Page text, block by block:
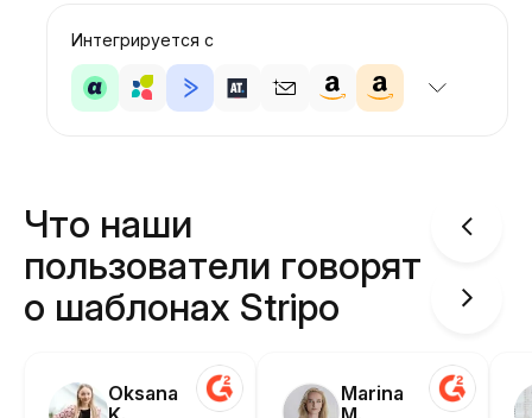
Интегрируется с
Что наши
пользователи говорят
о шаблонах Stripo
Oksana
Marina